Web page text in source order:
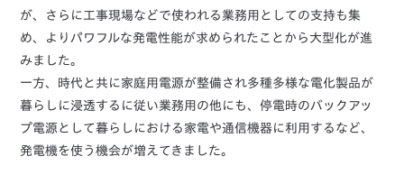
が、さらに工事現場などで使われる業務用としての支持も集
め、よりパワフルな発電性能が求められたことから大型化が進
みました。
一方、時代と共に家庭用電源が整備され多種多様な電化製品が
暮らしに浸透するに従い業務用の他にも、停電時のバックアッ
プ電源として暮らしにおける家電や通信機器に利用するなど、
発電機を使う機会が増えてきました。